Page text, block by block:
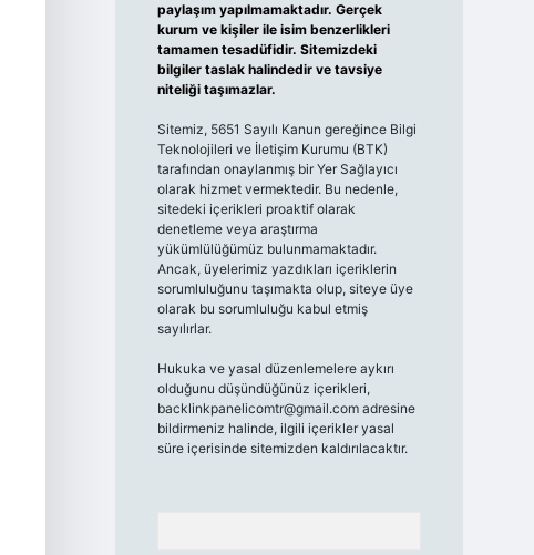
paylaşım yapılmamaktadır. Gerçek
kurum ve kişiler ile isim benzerlikleri
tamamen tesadüfidir. Sitemizdeki
bilgiler taslak halindedir ve tavsiye
niteliği taşımazlar.
Sitemiz, 5651 Sayılı Kanun gereğince Bilgi
Teknolojileri ve İletişim Kurumu (BTK)
tarafından onaylanmış bir Yer Sağlayıcı
olarak hizmet vermektedir. Bu nedenle,
sitedeki içerikleri proaktif olarak
denetleme veya araştırma
yükümlülüğümüz bulunmamaktadır.
Ancak, üyelerimiz yazdıkları içeriklerin
sorumluluğunu taşımakta olup, siteye üye
olarak bu sorumluluğu kabul etmiş
sayılırlar.
Hukuka ve yasal düzenlemelere aykırı
olduğunu düşündüğünüz içerikleri,
backlinkpanelicomtr@gmail.comadresine
bildirmeniz halinde, ilgili içerikler yasal
süre içerisinde sitemizden kaldırılacaktır.